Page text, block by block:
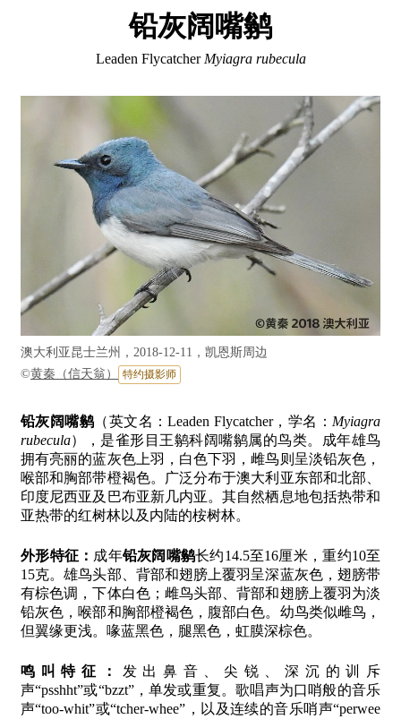
铅灰阔嘴鹟
Leaden Flycatcher Myiagra rubecula
澳大利亚昆士兰州，2018-12-11，凯恩斯周边
©黄秦（信天翁） 特约摄影师
铅灰阔嘴鹟 （英文名：Leaden Flycatcher，学名： Myiagra
rubecula），是雀形目王鹟科阔嘴鹟属的鸟类。成年雄鸟
拥有亮丽的蓝灰色上羽，白色下羽，雌鸟则呈淡铅灰色，
喉部和胸部带橙褐色。广泛分布于澳大利亚东部和北部、
印度尼西亚及巴布亚新几内亚。其自然栖息地包括热带和
亚热带的红树林以及内陆的桉树林。
外形特征： 成年铅灰阔嘴鹟长约14.5至16厘米，重约10至
15克。雄鸟头部、背部和翅膀上覆羽呈深蓝灰色，翅膀带
有棕色调，下体白色；雌鸟头部、背部和翅膀上覆羽为淡
铅灰色，喉部和胸部橙褐色，腹部白色。幼鸟类似雌鸟，
但翼缘更浅。喙蓝黑色，腿黑色，虹膜深棕色。
鸣叫特征： 发出鼻音、尖锐、深沉的训斥
声“psshht”或“bzzt”，单发或重复。歌唱声为口哨般的音乐
声“too-whit”或“tcher-whee”，以及连续的音乐哨声“perwee